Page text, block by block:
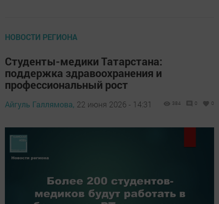
НОВОСТИ РЕГИОНА
Студенты-медики Татарстана:
поддержка здравоохранения и
профессиональный рост
Айгуль Галлямова, 22 июня 2026 - 14:31 384 0 0